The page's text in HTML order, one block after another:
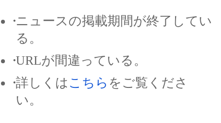
ニュースの掲載期間が終了してい
る。
URLが間違っている。
詳しくは こちら をご覧くださ
い。